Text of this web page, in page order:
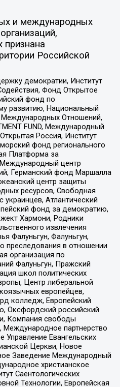
и международных
признана
Российской
демократии, Институт
Фонд Открытое
фонд по
развитию, Национальный
Отношений,
FUND, Международный
Россия, Институт
фонд регионального
Платформа за
центр
Германский фонд Маршалла
центр защиты
ресурсов, Свободная
Атлантический
фонд за демократию,
Хармони, Родники
извлечения
Фалуньгун, Фалуньгун,
преследования в отношении
организация по
Фалуньгун, Пражский
школ политических
Центр либеральной
европейцев,
колледж, Европейский
Оксфордский российский
Компания свободы
партнерство
Управление Евангельских
Церкви, Новое
Заведение Международный
христианское
Саентологических
Технологии, Европейская